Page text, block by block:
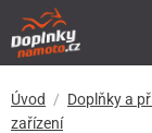
Úvod Doplňky a
zařízení